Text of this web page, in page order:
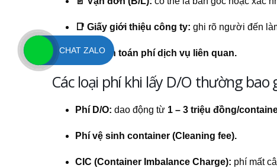
📑 Giấy giới thiệu công ty: ghi rõ người đến
💵 Thanh toán phí dịch vụ liên quan.
Các loại phí khi lấy D/O thường bao
Phí D/O: dao động từ 1 – 3 triệu đồng/
Phí vệ sinh container (Cleaning fee).
CIC (Container Imbalance Charge): phí mất
CHAT ZALO